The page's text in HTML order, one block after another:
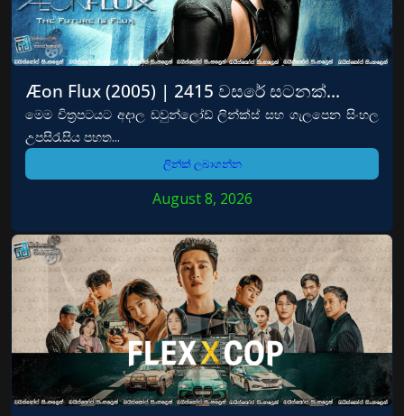
Æon Flux (2005) | 2415 වසරේ සටනක්…
මෙම චිත්‍රපටයට අදාල ඩවුන්ලෝඩ් ලින්ක්ස් සහ ගැලපෙන සිංහල
උපසිරැසිය පහත...
ලින්ක් ලබාගන්න
August 8, 2026